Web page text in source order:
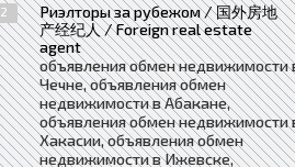
2
Риэлторы за рубежом / 国外房地
产经纪人 / Foreign real estate
agent
объявления обмен недвижимости
Чечне, объявления обмен
недвижимости в Абакане,
объявления обмен недвижимости
Хакасии, объявления обмен
недвижимости в Ижевске,